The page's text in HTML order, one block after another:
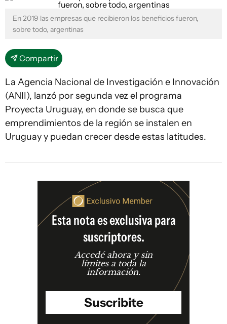
En 2019 las empresas que recibieron los beneficios fueron,
sobre todo, argentinas
Compartir
La Agencia Nacional de Investigación e Innovación
(ANII), lanzó por segunda vez el programa
Proyecta Uruguay, en donde se busca que
emprendimientos de la región se instalen en
Uruguay y puedan crecer desde estas latitudes.
Esta nota es exclusiva para
suscriptores.
Accedé ahora y sin
límites a toda la
información.
Suscribite